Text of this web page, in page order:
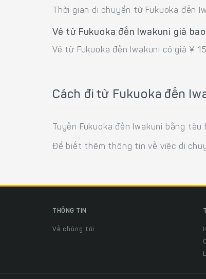
Thời gian di chuyển từ Fukuoka đến
Vé từ Fukuoka đến Iwakuni giá
Vé từ Fukuoka đến Iwakuni có giá ¥
Cách đi từ Fukuoka đến
Tuyến Fukuoka đến Iwakuni bằng
Để biết thêm thông tin về việc di
THÔNG TIN
Về chúng tôi